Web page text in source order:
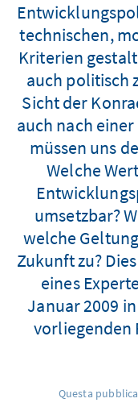
technischen,
Kriterien
auch politisch
Sicht der
auch nach
müssen uns
Welche
umsetzbar?
welche
Zukunft zu?
eines
Januar 2009
Questa